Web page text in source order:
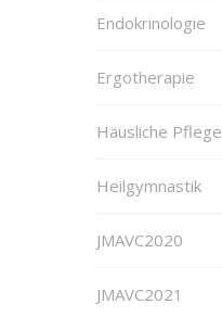
Endokrinologie
Ergotherapie
Häusliche Pflege
Heilgymnastik
JMAVC2020
JMAVC2021